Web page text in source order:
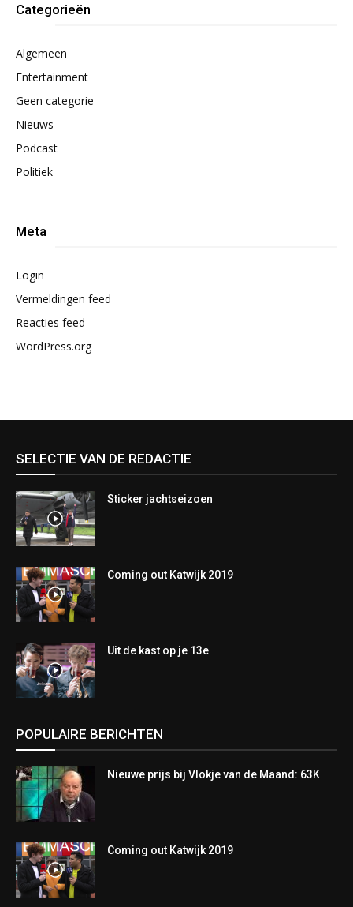
Categorieën
Algemeen
Entertainment
Geen categorie
Nieuws
Podcast
Politiek
Meta
Login
Vermeldingen feed
Reacties feed
WordPress.org
SELECTIE VAN DE REDACTIE
Sticker jachtseizoen
Coming out Katwijk 2019
Uit de kast op je 13e
POPULAIRE BERICHTEN
Nieuwe prijs bij Vlokje van de Maand: 63K
Coming out Katwijk 2019